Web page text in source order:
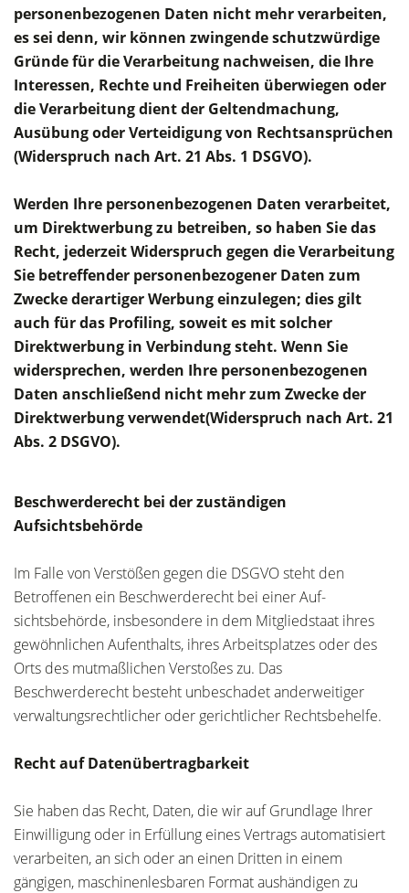
personenbezogenen Daten nicht mehr verarbeiten,
es sei denn, wir können zwingende schutzwürdige
Gründe für die Verarbeitung nachweisen, die Ihre
Interessen, Rechte und Freiheiten überwiegen oder
die Verarbeitung dient der Geltendmachung,
Ausübung oder Verteidigung von Rechtsansprüchen
(Widerspruch nach Art. 21 Abs. 1 DSGVO).
Werden Ihre personenbezogenen Daten verarbeitet,
um Direktwerbung zu betreiben, so haben Sie das
Recht, jederzeit Widerspruch gegen die Verarbeitung
Sie betreffender personenbezogener Daten zum
Zwecke derartiger Werbung einzulegen; dies gilt
auch für das Profiling, soweit es mit solcher
Direktwerbung in Verbindung steht. Wenn Sie
widersprechen, werden Ihre personenbezogenen
Daten anschließend nicht mehr zum Zwecke der
Direktwerbung verwendet(Widerspruch nach Art. 21
Abs. 2 DSGVO).
Beschwerderecht bei der zuständigen
Aufsichtsbehörde
Im Falle von Verstößen gegen die DSGVO steht den
Betroffenen ein Beschwerderecht bei einer Auf-
sichtsbehörde, insbesondere in dem Mitgliedstaat ihres
gewöhnlichen Aufenthalts, ihres Arbeitsplatzes oder des
Orts des mutmaßlichen Verstoßes zu. Das
Beschwerderecht besteht unbeschadet anderweitiger
verwaltungsrechtlicher oder gerichtlicher Rechtsbehelfe.
Recht auf Datenübertragbarkeit
Sie haben das Recht, Daten, die wir auf Grundlage Ihrer
Einwilligung oder in Erfüllung eines Vertrags automatisiert
verarbeiten, an sich oder an einen Dritten in einem
gängigen, maschinenlesbaren Format aushändigen zu